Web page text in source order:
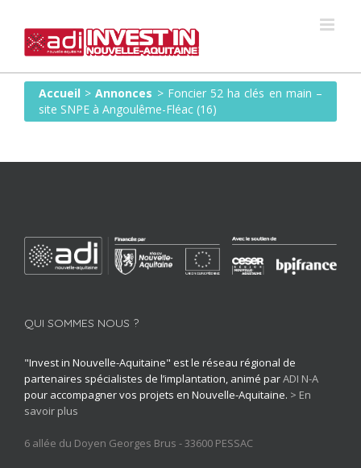
content
Accueil >Annonces > Foncier 52 ha clés en main –
site SNPE à Angoulême-Fléac (16)
QUI SOMMES NOUS ?
"Invest in Nouvelle-Aquitaine" est le réseau régional de
partenaires spécialistes de l’implantation, animé parADI N-A
pour accompagner vos projets en Nouvelle-Aquitaine. > En
savoir plus
6 allée du Doyen Georges Brus - 33600 PESSAC